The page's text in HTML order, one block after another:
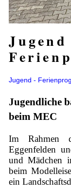
Jugend
Jugend -
Jugendliche
beim MEC
Im Rahmen
Eggenfelden
und Mädchen
beim
ein